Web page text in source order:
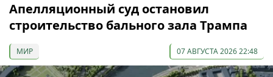
Апелляционный суд остановил
строительство бального зала Трампа
МИР 07 АВГУСТА 2026 22:48